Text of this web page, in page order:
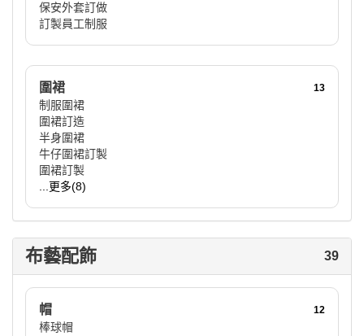
保安外套訂做
訂製員工制服
圍裙 13
制服圍裙
圍裙訂造
半身圍裙
牛仔圍裙訂製
圍裙訂製
...更多(8)
布藝配飾 39
帽 12
棒球帽